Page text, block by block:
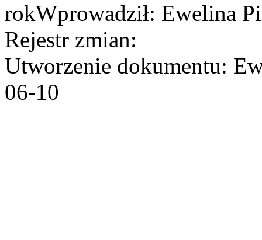
rokWprowadził: Ewelina
Rejestr zmian:
Utworzenie dokumentu:
06-10